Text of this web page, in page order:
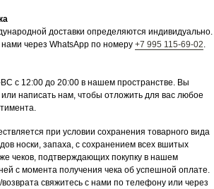
доставки определяются индивидуально.
через WhatsApp по номеру +7 995 115-69-02.
с 12:00 до 20:00 в нашем пространстве. Вы
или написать нам, чтобы отложить для вас любое
при условии сохранения товарного вида
носки, запаха, с сохранением всех вшитых
чеков, подтверждающих покупку в нашем
с момента получения чека об успешной оплате.
свяжитесь с нами по телефону или через